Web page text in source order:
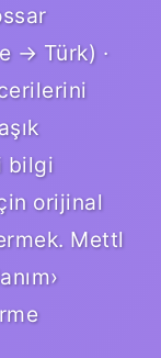
→ Türk) ·
bilgi
orijinal
Mettl